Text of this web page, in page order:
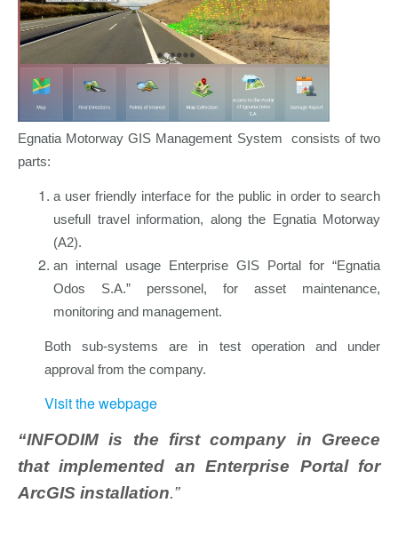
Egnatia Motorway GIS Management System consists of two
parts:
a user friendly interface for the public in order to search
usefull travel information, along the Egnatia Motorway
(A2).
an internal usage Enterprise GIS Portal for “Egnatia
Odos S.A.” perssonel, for asset maintenance,
monitoring and management.
Both sub-systems are in test operation and under
approval from the company.
Visit the webpage
“INFODIM is the first company in Greece
that implemented an Enterprise Portal for
ArcGIS installation.”